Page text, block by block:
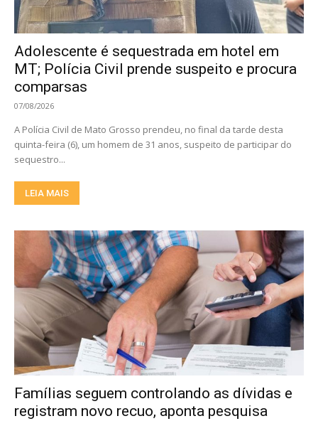
Adolescente é sequestrada em hotel em
MT; Polícia Civil prende suspeito e procura
comparsas
07/08/2026
A Polícia Civil de Mato Grosso prendeu, no final da tarde desta
quinta-feira (6), um homem de 31 anos, suspeito de participar do
sequestro...
LEIA MAIS
Famílias seguem controlando as dívidas e
registram novo recuo, aponta pesquisa